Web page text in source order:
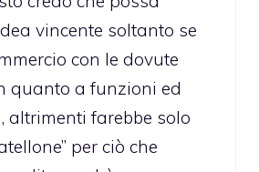
vincente soltanto se
con le dovute
quanto a funzioni ed
altrimenti farebbe solo
per ciò che